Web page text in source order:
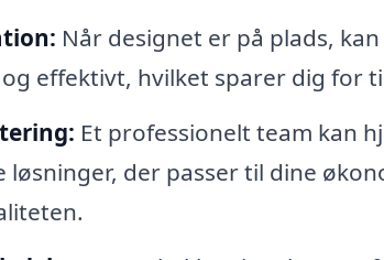
Når designet er på plads,
effektivt, hvilket sparer dig for
Et professionelt team kan
løsninger, der passer til dine